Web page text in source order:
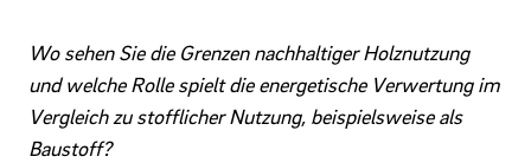
Wo sehen Sie die Grenzen nachhaltiger Holznutzung
und welche Rolle spielt die energetische Verwertung im
Vergleich zu stofflicher Nutzung, beispielsweise als
Baustoff?